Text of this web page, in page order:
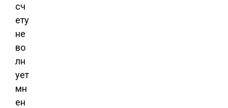
сч
ету
не
во
лн
ует
мн
ен